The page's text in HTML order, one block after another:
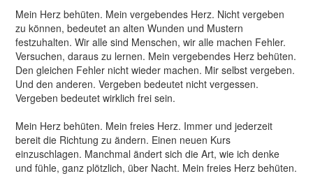
Mein Herz behüten. Mein vergebendes Herz. Nicht vergeben
zu können, bedeutet an alten Wunden und Mustern
festzuhalten. Wir alle sind Menschen, wir alle machen Fehler.
Versuchen, daraus zu lernen. Mein vergebendes Herz behüten.
Den gleichen Fehler nicht wieder machen. Mir selbst vergeben.
Und den anderen. Vergeben bedeutet nicht vergessen.
Vergeben bedeutet wirklich frei sein.
Mein Herz behüten. Mein freies Herz. Immer und jederzeit
bereit die Richtung zu ändern. Einen neuen Kurs
einzuschlagen. Manchmal ändert sich die Art, wie ich denke
und fühle, ganz plötzlich, über Nacht. Mein freies Herz behüten.